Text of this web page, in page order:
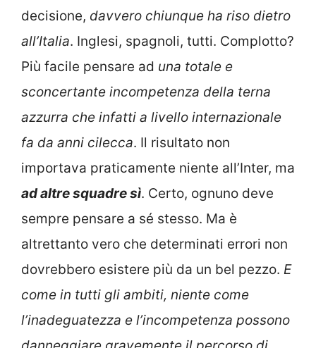
decisione, davvero chiunque ha riso dietro
all’Italia. Inglesi, spagnoli, tutti. Complotto?
Più facile pensare ad una totale e
sconcertante incompetenza della terna
azzurra che infatti a livello internazionale
fa da anni cilecca. Il risultato non
importava praticamente niente all’Inter, ma
ad altre squadre sì. Certo, ognuno deve
sempre pensare a sé stesso. Ma è
altrettanto vero che determinati errori non
dovrebbero esistere più da un bel pezzo. E
come in tutti gli ambiti, niente come
l’inadeguatezza e l’incompetenza possono